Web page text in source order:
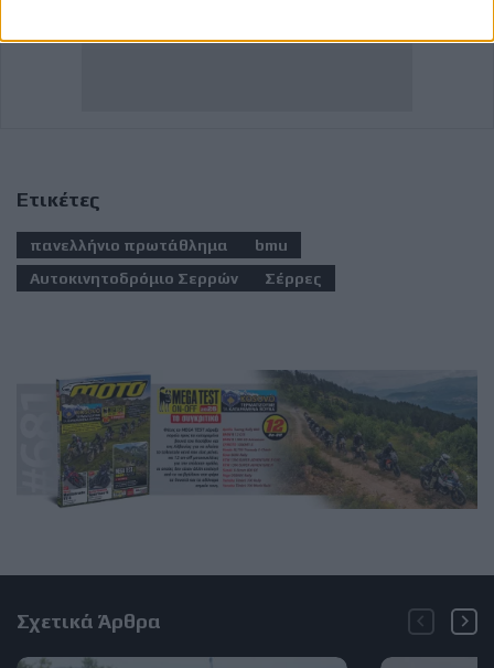
Ετικέτες
πανελλήνιο πρωτάθλημα
bmu
Αυτοκινητοδρόμιο Σερρών
Σέρρες
Σχετικά Άρθρα